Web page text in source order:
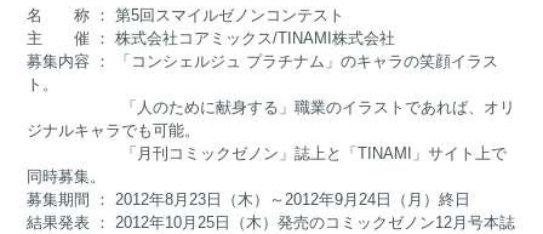
名 称 ： 第5回スマイルゼノンコンテスト
主 催 ： 株式会社コアミックス/TINAMI株式会社
募集内容 ： 「コンシェルジュ プラチナム」のキャラの笑顔イラス
ト。
「人のために献身する」職業のイラストであれば、オリ
ジナルキャラでも可能。
「月刊コミックゼノン」誌上と「TINAMI」サイト上で
同時募集。
募集期間 ： 2012年8月23日（木）～2012年9月24日（月）終日
結果発表 ： 2012年10月25日（木）発売のコミックゼノン12月号本誌